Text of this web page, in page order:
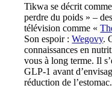
Tikwa se décrit
perdre du poids » –
télévision comme «
Son espoir :Wegovy.
connaissances en
vous à long terme. Il
GLP-1 avant
réduction de l’estomac.